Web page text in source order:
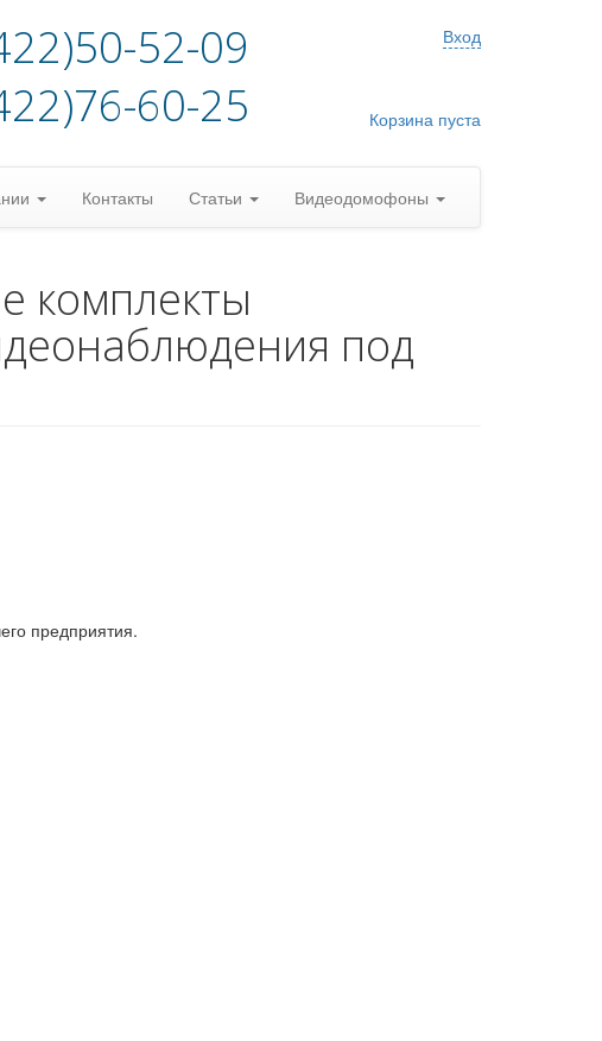
52-09
60-25
Вход
Корзина пуста
Контакты Статьи Видеодомофоны
комплекты
под
предприятия.